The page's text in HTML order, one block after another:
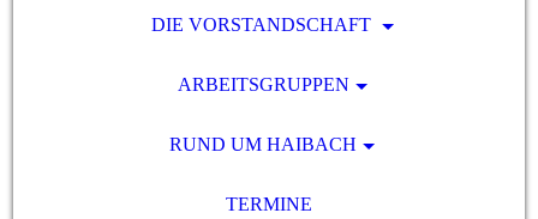
DIE VORSTANDSCHAFT
ARBEITSGRUPPEN
RUND UM HAIBACH
TERMINE